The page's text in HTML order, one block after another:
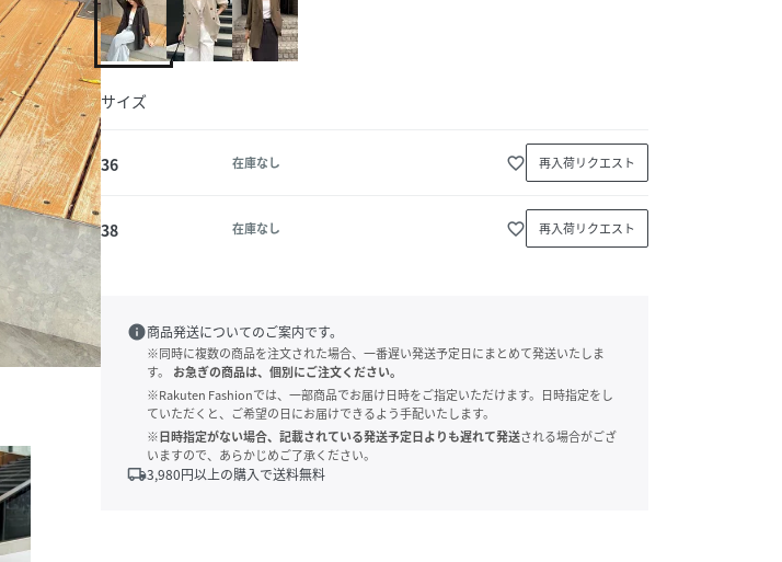
サイズ
36 在庫なし favorite_border 再入荷リクエスト
38 在庫なし favorite_border 再入荷リクエスト
info商品発送についてのご案内です。
※同時に複数の商品を注文された場合、一番遅い発送予定日にまとめて発送いたしま
す。
お急ぎの商品は、個別にご注文ください。
※Rakuten Fashionでは、一部商品でお届け日時をご指定いただけます。日時指定をし
ていただくと、ご希望の日にお届けできるよう手配いたします。
※日時指定がない場合、記載されている発送予定日よりも遅れて発送される場合がござ
いますので、あらかじめご了承ください。
local_shipping3,980円以上の購入で送料無料